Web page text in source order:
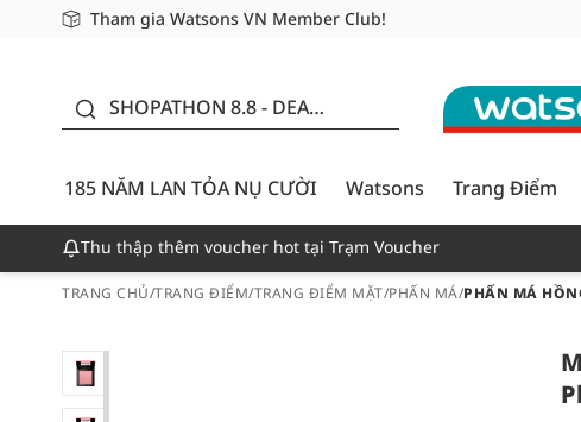
Tham gia Watsons VN Member Club!
Miễn phí giao hàng cho đơn hàng từ 249,000Đ
Giao hàng nhanh 24h - Áp dụng khu vực TP. Hồ Chí Minh
SHOPATHON 8.8 - DEAL
CƯỜI - GIẢM ĐẾN 50%
185 NĂM LAN TỎA NỤ CƯỜI Watsons Trang Điểm
Thu thập thêm voucher hot tại Trạm Voucher
TRANG CHỦ/TRANG ĐIỂM/TRANG ĐIỂM MẶT/PHẤN MÁ/PHẤN MÁ